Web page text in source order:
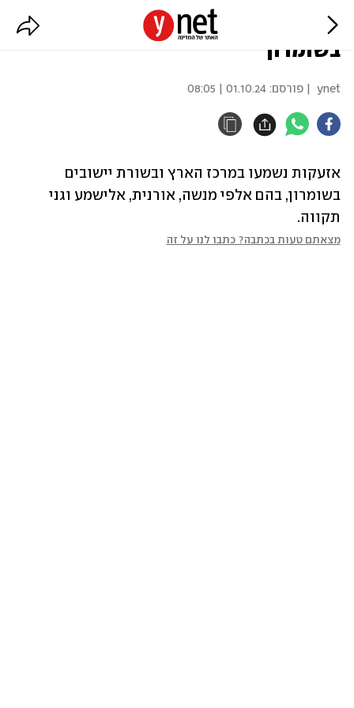
עוד אזעקות בגוש דן ובשרון - וגם
בשומרון
ynet | פורסם: 01.10.24 | 08:05
תקווה.
מצאתם טעות בכתבה? כתבו לנו על זה